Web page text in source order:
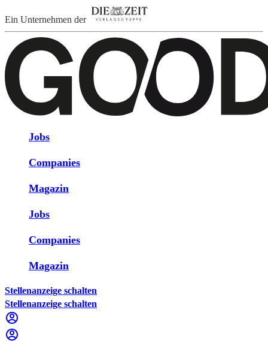
Ein Unternehmen der
Jobs
Companies
Magazin
Jobs
Companies
Magazin
Stellenanzeige schalten
Stellenanzeige schalten